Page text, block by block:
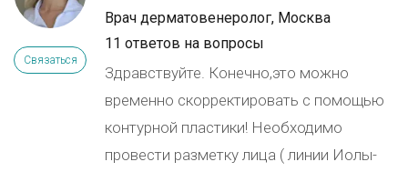
Связаться
Врач дерматовенеролог, Москва
11 ответов на вопросы
Здравствуйте. Конечно,это можно
временно скорректировать с помощью
контурной пластики! Необходимо
провести разметку лица ( линии Иолы-